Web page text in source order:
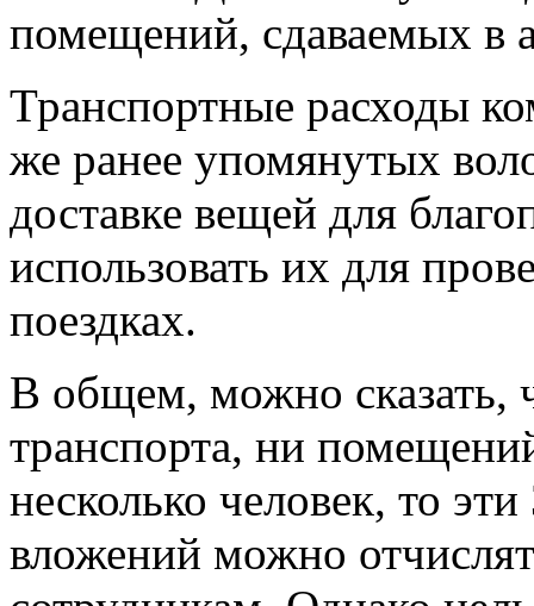
помещений, сдаваемых в
Транспортные расходы
же ранее упомянутых
доставке вещей для
использовать их для
поездках.
В общем, можно сказать,
транспорта, ни
несколько человек, то
вложений можно